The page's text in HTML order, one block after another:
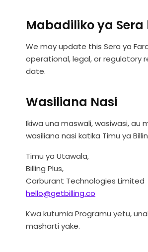
Mabadiliko ya
We may update this Sera ya
operational, legal, or regulatory
date.
Wasiliana Nasi
Ikiwa una maswali, wasiwasi,
wasiliana nasi katika Timu ya
Timu ya Utawala,
Billing Plus,
Carburant Technologies Limited
hello@getbilling.co
Kwa kutumia Programu yetu,
masharti yake.